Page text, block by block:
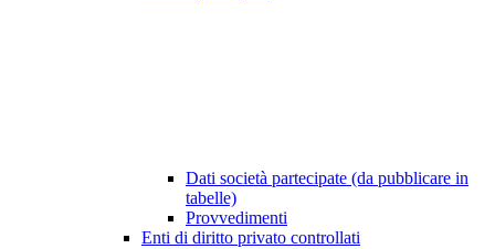
Dati società partecipate (da pubblicare in
tabelle)
Provvedimenti
Enti di diritto privato controllati